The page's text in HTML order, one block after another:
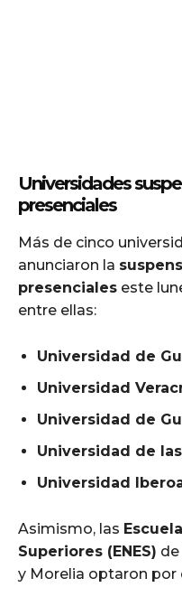
Universidades
presenciales
Más de cinco
anunciaron la
presenciales este
entre ellas:
Universidad de
Universidad
Universidad de
Universidad de
Universidad
Asimismo, las
Superiores (ENES) de
y Morelia optaron por